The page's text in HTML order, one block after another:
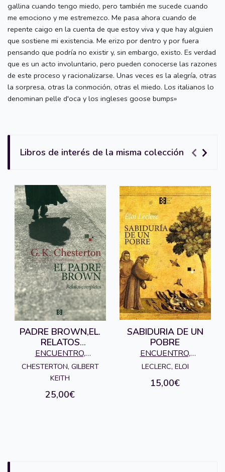
gallina cuando tengo miedo, pero también me sucede cuando
me emociono y me estremezco. Me pasa ahora cuando de
repente caigo en la cuenta de que estoy viva y que hay alguien
que sostiene mi existencia. Me erizo por dentro y por fuera
pensando que podría no existir y, sin embargo, existo. Es verdad
que es un acto involuntario, pero pueden conocerse las razones
de este proceso y racionalizarse. Unas veces es la alegría, otras
la sorpresa, otras la conmoción, otras el miedo. Los italianos lo
denominan pelle d'oca y los ingleses goose bumps»
Libros de interés de la misma colección
PADRE BROWN,EL.
RELATOS
COMPLETOS
ENCUENTRO,
EDICIONES
CHESTERTON, GILBERT
KEITH
25,00€
SABIDURIA DE UN
POBRE
ENCUENTRO,
EDICIONES
LECLERC, ELOI
15,00€